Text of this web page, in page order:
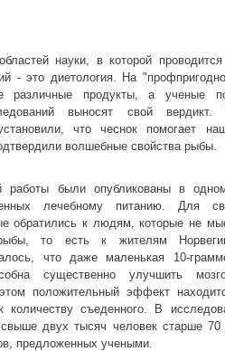
науки, в которой
- это диетология. На
различные продукты, а ученые
выносят свой вердикт.
что чеснок помогает
волшебные свойства рыбы.
работы были опубликованы в
лечебному питанию. Для
обратились к людям, которые не
то есть к жителям
что даже маленькая 10-
существенно улучшить
положительный эффект
количеству съеденного. В
двух тысяч человек старше 70
предложенных учеными.